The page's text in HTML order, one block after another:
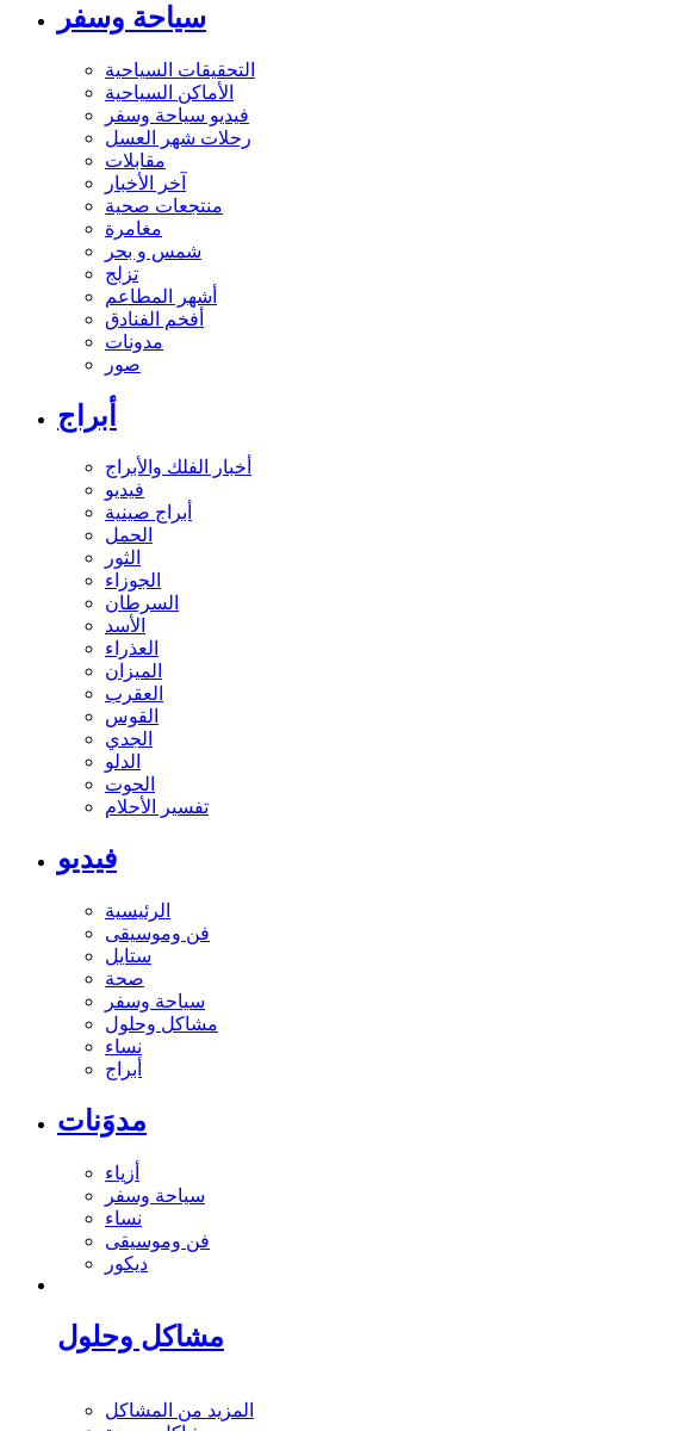
سياحة وسفر
التحقيقات السياحية
الأماكن السياحية
فيديو سياحة وسفر
رحلات شهر العسل
مقابلات
آخر الأخبار
منتجعات صحية
مغامرة
شمس و بحر
تزلج
أشهر المطاعم
أفخم الفنادق
مدونات
صور
أبراج
أخبار الفلك والأبراج
فيديو
أبراج صينية
الحمل
الثور
الجوزاء
السرطان
الأسد
العذراء
الميزان
العقرب
القوس
الجدي
الدلو
الحوت
تفسير الأحلام
فيديو
الرئيسية
فن وموسيقى
ستايل
صحة
سياحة وسفر
مشاكل وحلول
نساء
أبراج
مدوَنات
أزياء
سياحة وسفر
نساء
فن وموسيقى
ديكور
مشاكل وحلول
المزيد من المشاكل